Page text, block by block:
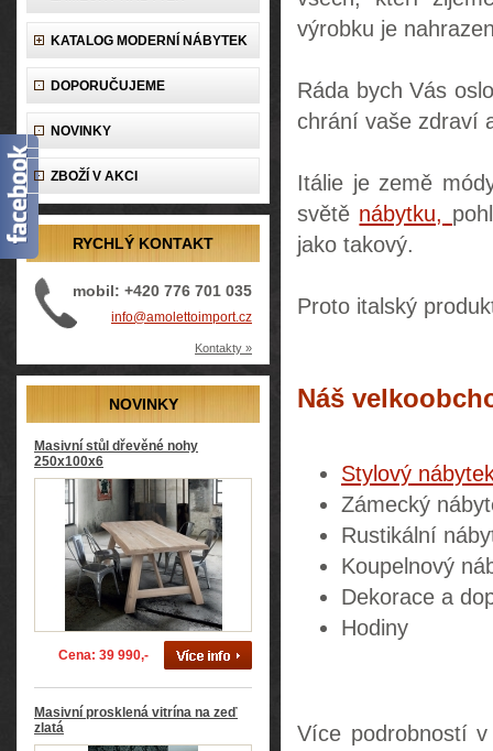
KATALOG MODERNÍ NÁBYTEK
DOPORUČUJEME
NOVINKY
ZBOŽÍ V AKCI
RYCHLÝ KONTAKT
mobil: +420 776 701 035
info@amolettoimport.cz
Kontakty »
NOVINKY
Masivní stůl dřevěné nohy
250x100x6
Cena: 39 990,-
Masivní prosklená vitrína na zeď
zlatá
výrobku je
Ráda bych Vás
chrání vaše zdraví
Itálie je země
světě nábytku,
jako takový.
Proto italský
Náš
Stylový
Zámecký
Rustikální
Koupelnový
Dekorace a
Hodiny
Více podrobností